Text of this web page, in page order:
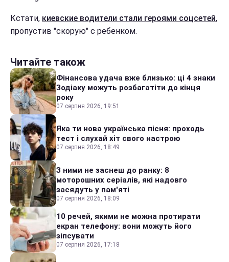
Кстати, киевские водители стали героями соцсетей,
пропустив "скорую" с ребенком.
Читайте також
Фінансова удача вже близько: ці 4 знаки
Зодіаку можуть розбагатіти до кінця
року
07 серпня 2026, 19:51
Яка ти нова українська пісня: проходь
тест і слухай хіт свого настрою
07 серпня 2026, 18:49
З ними не заснеш до ранку: 8
моторошних серіалів, які надовго
засядуть у пам'яті
07 серпня 2026, 18:09
10 речей, якими не можна протирати
екран телефону: вони можуть його
зіпсувати
07 серпня 2026, 17:18